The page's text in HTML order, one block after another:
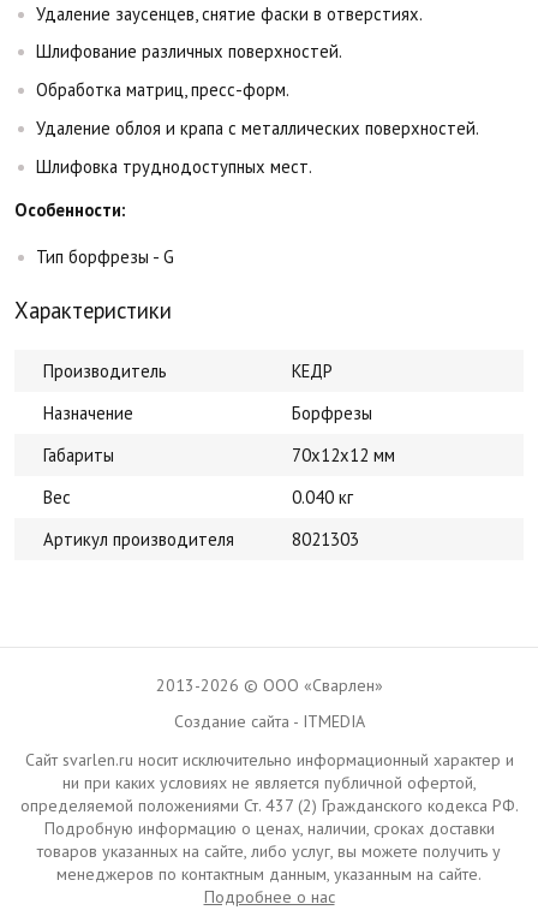
Удаление заусенцев, снятие фаски в отверстиях.
Шлифование различных поверхностей.
Обработка матриц, пресс-форм.
Удаление облоя и крапа с металлических поверхностей.
Шлифовка труднодоступных мест.
Особенности:
Тип борфрезы - G
Характеристики
Производитель
КЕДР
Назначение
Борфрезы
Габариты
70х12х12 мм
Вес
0.040 кг
Артикул производителя
8021303
2013-2026 © ООО «Сварлен»
Создание сайта - ITMEDIA
Сайт svarlen.ru носит исключительно информационный характер и
ни при каких условиях не является публичной офертой,
определяемой положениями Ст. 437 (2) Гражданского кодекса РФ.
Подробную информацию о ценах, наличии, сроках доставки
товаров указанных на сайте, либо услуг, вы можете получить у
менеджеров по контактным данным, указанным на сайте.
Подробнее о нас